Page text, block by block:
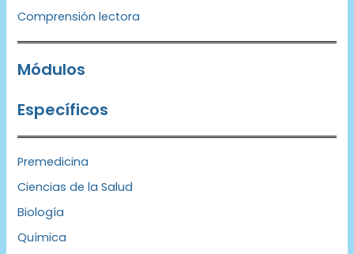
Comprensión lectora
Módulos
Específicos
Premedicina
Ciencias de la Salud
Biología
Química